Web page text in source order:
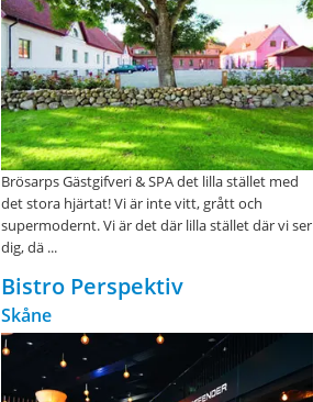
Brösarps Gästgifveri & SPA det lilla stället med
det stora hjärtat! Vi är inte vitt, grått och
supermodernt. Vi är det där lilla stället där vi ser
dig, dä ...
Bistro Perspektiv
Skåne